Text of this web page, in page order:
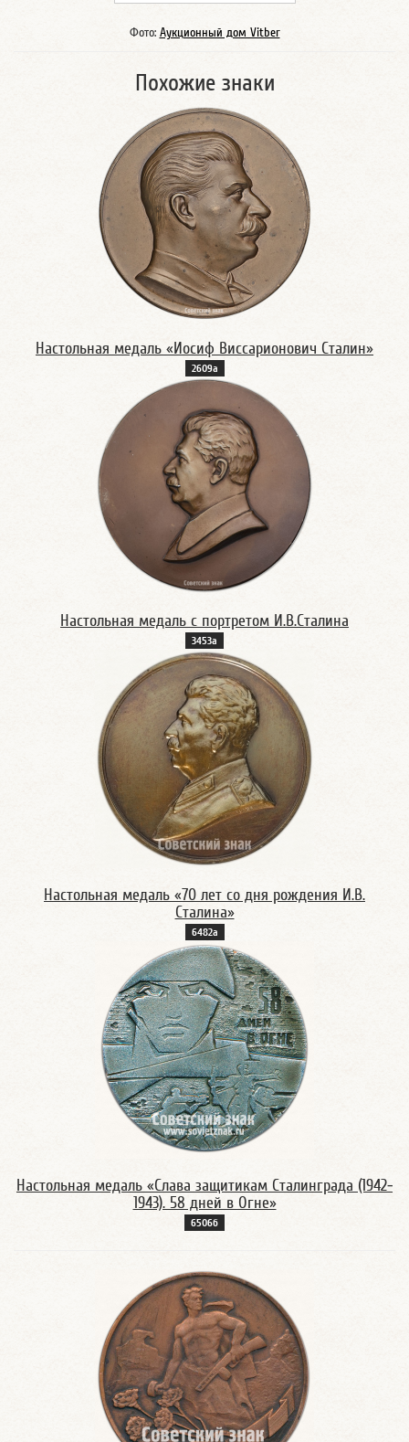
Фото: Аукционный дом Vitber
Похожие знаки
Настольная медаль «Иосиф Виссарионович Сталин»
2609а
Настольная медаль с портретом И.В.Сталина
3453а
Настольная медаль «70 лет со дня рождения И.В.
Сталина»
6482а
Настольная медаль «Слава защитикам Сталинграда (1942-
1943). 58 дней в Огне»
6506б